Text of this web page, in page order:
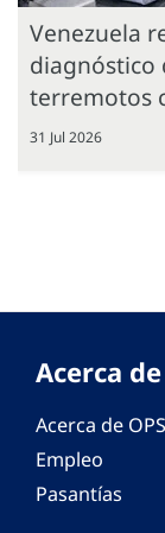
Venezuela
diagnóstico
terremotos
31 Jul 2026
Acerca de
Acerca de
Empleo
Pasantías